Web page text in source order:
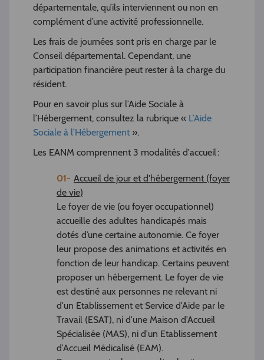
départementale, qu’ils interviennent ou non en
complément d’une activité professionnelle.
Les frais de journées sont pris en charge par le
Conseil départemental. Cependant, une
participation financière peut rester à la charge du
résident.
Pour en savoir plus sur l’Aide Sociale à
l’Hébergement, consultez la rubrique « L’Aide
Sociale à l’Hébergement ».
Les EANM comprennent 3 modalités d'accueil :
Accueil de jour et d'hébergement (foyer
de vie)
Le foyer de vie (ou foyer occupationnel)
accueille des adultes handicapés mais
dotés d’une certaine autonomie. Ce foyer
leur propose des animations et activités en
fonction de leur handicap. Certains peuvent
proposer un hébergement. Le foyer de vie
est destiné aux personnes ne relevant ni
d'un Etablissement et Service d'Aide par le
Travail (ESAT), ni d'une Maison d'Accueil
Spécialisée (MAS), ni d'un Etablissement
d’Accueil Médicalisé (EAM).